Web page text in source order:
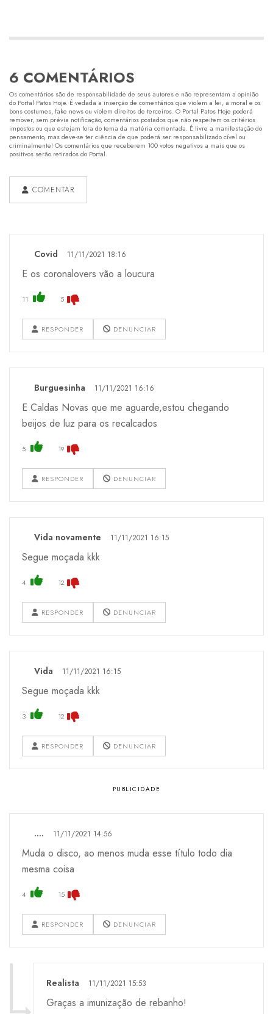
6 COMENTÁRIOS
Os comentários são de responsabilidade de seus autores e não representam a opinião
do Portal Patos Hoje. É vedada a inserção de comentários que violem a lei, a moral e os
bons costumes, fake news ou violem direitos de terceiros. O Portal Patos Hoje poderá
remover, sem prévia notificação, comentários postados que não respeitem os critérios
impostos ou que estejam fora do tema da matéria comentada. É livre a manifestação do
pensamento, mas deve-se ter ciência de que poderá ser responsabilizado cível ou
criminalmente! Os comentários que receberem 100 votos negativos a mais que os
positivos serão retirados do Portal.
COMENTAR
Covid 11/11/2021 18:16
E os coronalovers vão a loucura
11 5
RESPONDER DENUNCIAR
Burguesinha 11/11/2021 16:16
E Caldas Novas que me aguarde,estou chegando
beijos de luz para os recalcados
5 19
RESPONDER DENUNCIAR
Vida novamente 11/11/2021 16:15
Segue moçada kkk
4 12
RESPONDER DENUNCIAR
Vida 11/11/2021 16:15
Segue moçada kkk
3 12
RESPONDER DENUNCIAR
.... 11/11/2021 14:56
Muda o disco, ao menos muda esse título todo dia
mesma coisa
4 15
RESPONDER DENUNCIAR
Realista 11/11/2021 15:53
Graças a imunização de rebanho!